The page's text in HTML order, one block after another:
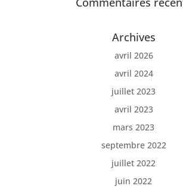
Archives
avril 2026
avril 2024
juillet 2023
avril 2023
mars 2023
septembre 2022
juillet 2022
juin 2022